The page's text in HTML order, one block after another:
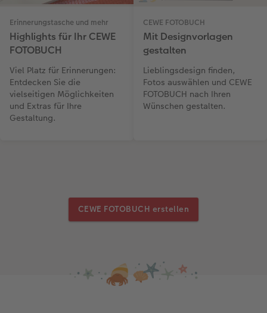
Erinnerungstasche und mehr
Highlights für Ihr CEWE
FOTOBUCH
Viel Platz für Erinnerungen:
Entdecken Sie die
vielseitigen Möglichkeiten
und Extras für Ihre
Gestaltung.
CEWE FOTOBUCH
Mit Designvorlagen
gestalten
Lieblingsdesign finden,
Fotos auswählen und CEWE
FOTOBUCH nach Ihren
Wünschen gestalten.
CEWE FOTOBUCH erstellen